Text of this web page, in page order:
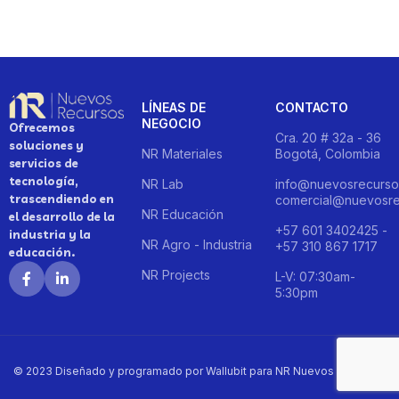
Ofrecemos
soluciones y
servicios de
tecnología,
trascendiendo en
el desarrollo de la
industria y la
educación.
LÍNEAS DE
NEGOCIO
NR Materiales
NR Lab
NR Educación
NR Agro - Industria
NR Projects
CONTACTO
Cra. 20 # 32a - 36
Bogotá, Colombia
+57 601 3402425 -
+57 310 867 1717
L-V: 07:30am-
5:30pm
© 2023 Diseñado y programado por Wallubit para NR Nuevos Recursos